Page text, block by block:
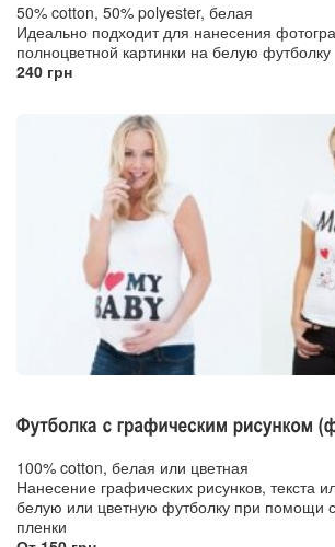
50% cotton, 50% polyester, белая
Идеально подходит для нанесения
полноцветной картинки на белую футболку
240 грн
100% cotton, белая или цветная
Нанесение графических рисунков, текста
белую или цветную футболку при помощи
пленки